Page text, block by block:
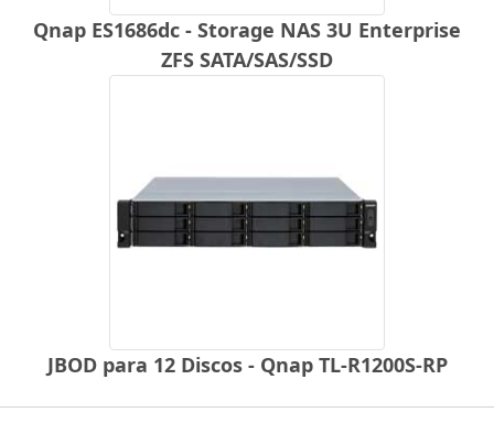
Qnap ES1686dc - Storage NAS 3U Enterprise
ZFS SATA/SAS/SSD
JBOD para 12 Discos - Qnap TL-R1200S-RP